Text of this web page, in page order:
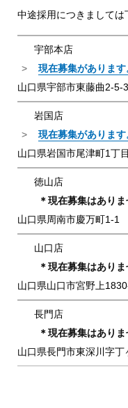
中途採用につきましては
宇部本店
現在募集があります
山口県宇部市東藤曲2-5-
岩国店
現在募集があります
山口県岩国市尾津町1丁
徳山店
＊現在募集はありま
山口県周南市慶万町1-1
山口店
＊現在募集はありま
山口県山口市宮野上
長門店
＊現在募集はありま
山口県長門市東深川字丁